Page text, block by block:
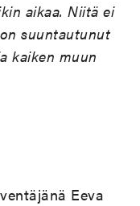
aikaa. Niitä ei
suuntautunut
kaiken muun
Eeva